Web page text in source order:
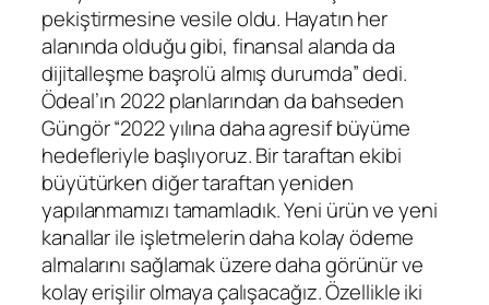
pekiştirmesine vesile oldu. Hayatın her
alanında olduğu gibi, finansal alanda da
dijitalleşme başrolü almış durumda” dedi.
Ödeal’ın 2022 planlarından da bahseden
Güngör “2022 yılına daha agresif büyüme
hedefleriyle başlıyoruz. Bir taraftan ekibi
büyütürken diğer taraftan yeniden
yapılanmamızı tamamladık. Yeni ürün ve yeni
kanallar ile işletmelerin daha kolay ödeme
almalarını sağlamak üzere daha görünür ve
kolay erişilir olmaya çalışacağız. Özellikle iki